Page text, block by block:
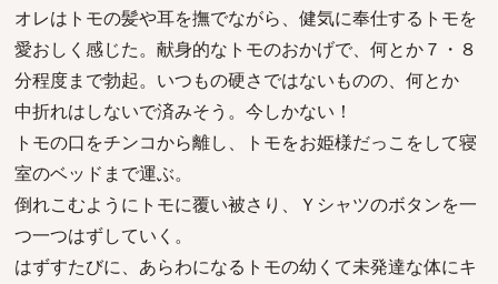
オレはトモの髪や耳を撫でながら、健気に奉仕するトモを
愛おしく感じた。献身的なトモのおかげで、何とか７・８
分程度まで勃起。いつもの硬さではないものの、何とか
中折れはしないで済みそう。今しかない！
トモの口をチンコから離し、トモをお姫様だっこをして寝
室のベッドまで運ぶ。
倒れこむようにトモに覆い被さり、Ｙシャツのボタンを一
つ一つはずしていく。
はずすたびに、あらわになるトモの幼くて未発達な体にキ